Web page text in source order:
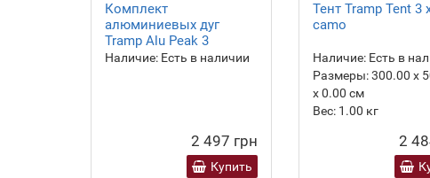
Комплект
алюминиевых дуг
Tramp Alu Peak 3
Наличие: Есть в наличии
2 497 грн
Купить
Тент Tramp Tent 3
camo
Наличие: Есть в
Размеры:300.00 х
х 0.00 см
Вес: 1.00 кг
2